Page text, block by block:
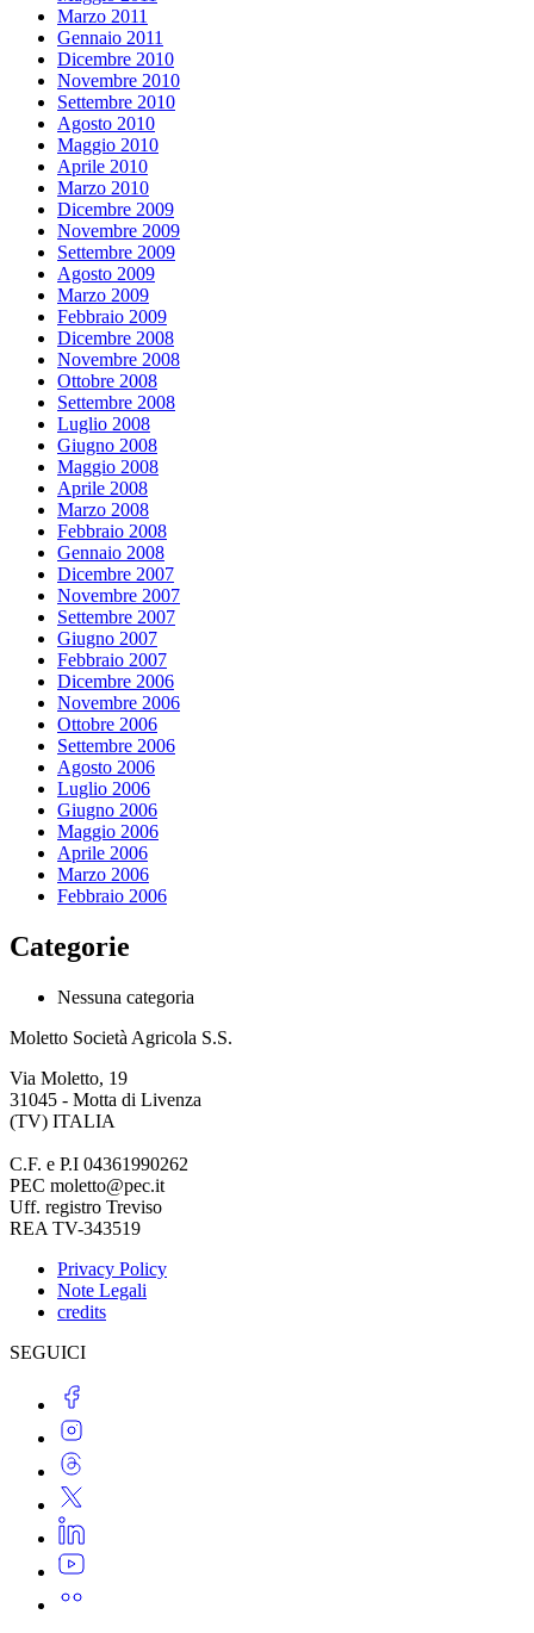
Marzo 2011
Gennaio 2011
Dicembre 2010
Novembre 2010
Settembre 2010
Agosto 2010
Maggio 2010
Aprile 2010
Marzo 2010
Dicembre 2009
Novembre 2009
Settembre 2009
Agosto 2009
Marzo 2009
Febbraio 2009
Dicembre 2008
Novembre 2008
Ottobre 2008
Settembre 2008
Luglio 2008
Giugno 2008
Maggio 2008
Aprile 2008
Marzo 2008
Febbraio 2008
Gennaio 2008
Dicembre 2007
Novembre 2007
Settembre 2007
Giugno 2007
Febbraio 2007
Dicembre 2006
Novembre 2006
Ottobre 2006
Settembre 2006
Agosto 2006
Luglio 2006
Giugno 2006
Maggio 2006
Aprile 2006
Marzo 2006
Febbraio 2006
Categorie
Nessuna categoria
Moletto Società Agricola S.S.
Via Moletto, 19
31045 - Motta di Livenza
(TV) ITALIA
C.F. e P.I 04361990262
PEC moletto@pec.it
Uff. registro Treviso
REA TV-343519
Privacy Policy
Note Legali
credits
SEGUICI